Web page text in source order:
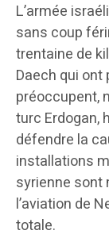
L’armée
sans coup
trentaine de
Daech qui ont
préoccupent,
turc Erdogan,
défendre la
installations
syrienne sont
l’aviation de
totale.